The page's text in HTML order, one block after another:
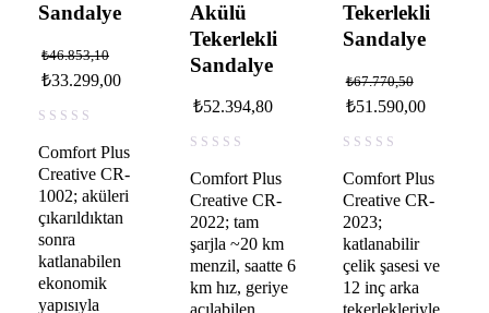
Sandalye
₺46.853,10
₺33.299,00
Comfort Plus
Creative CR-
1002; aküleri
çıkarıldıktan
sonra
katlanabilen
ekonomik
yapısıyla
Akülü
Tekerlekli
Sandalye
₺52.394,80
Comfort Plus
Creative CR-
2022; tam
şarjla ~20 km
menzil, saatte 6
km hız, geriye
Tekerlekli
Sandalye
₺67.770,50
₺51.590,00
Comfort Plus
Creative CR-
2023;
katlanabilir
çelik şasesi ve
12 inç arka